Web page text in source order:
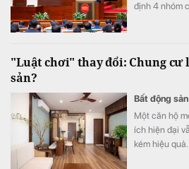
định 4 nhóm
"Luật chơi" thay đổi: Chung cư
sản?
Bất động sản
Một căn hộ
ích hiện đại
kém hiệu quả.